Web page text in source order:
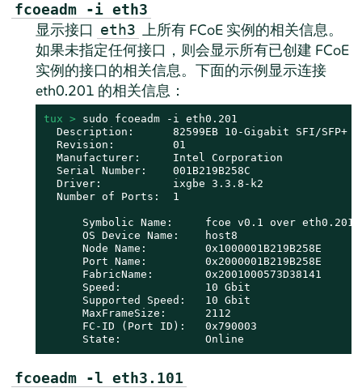
fcoeadm -i eth3
显示接口 eth3 上所有 FCoE 实例的相关信息。
如果未指定任何接口，则会显示所有已创建 FCoE
实例的接口的相关信息。下面的示例显示连接
eth0.201 的相关信息：
tux > sudo fcoeadm -i eth0.201
Description:      82599EB 10-Gigabit SFI/SFP+
  Revision:         01
  Manufacturer:     Intel Corporation
  Serial Number:    001B219B258C
  Driver:           ixgbe 3.3.8-k2
  Number of Ports:  1
      Symbolic Name:     fcoe v0.1 over eth0.201
      OS Device Name:    host8
      Node Name:         0x1000001B219B258E
      Port Name:         0x2000001B219B258E
      FabricName:        0x2001000573D38141
      Speed:             10 Gbit
      Supported Speed:   10 Gbit
      MaxFrameSize:      2112
      FC-ID (Port ID):   0x790003
      State:             Online
fcoeadm -l eth3.101